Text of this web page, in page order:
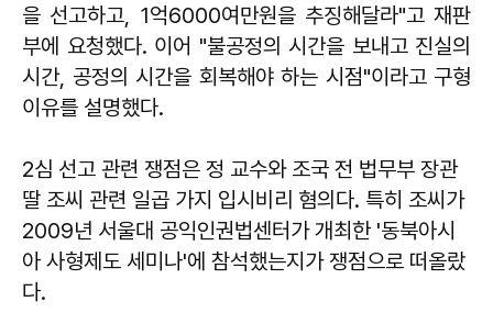
을 선고하고, 1억6000여만원을 추징해달라"고 재판
부에 요청했다. 이어 "불공정의 시간을 보내고 진실의
시간, 공정의 시간을 회복해야 하는 시점"이라고 구형
이유를 설명했다.
2심 선고 관련 쟁점은 정 교수와 조국 전 법무부 장관
딸 조씨 관련 일곱 가지 입시비리 혐의다. 특히 조씨가
2009년 서울대 공익인권법센터가 개최한 '동북아시
아 사형제도 세미나'에 참석했는지가 쟁점으로 떠올랐
다.